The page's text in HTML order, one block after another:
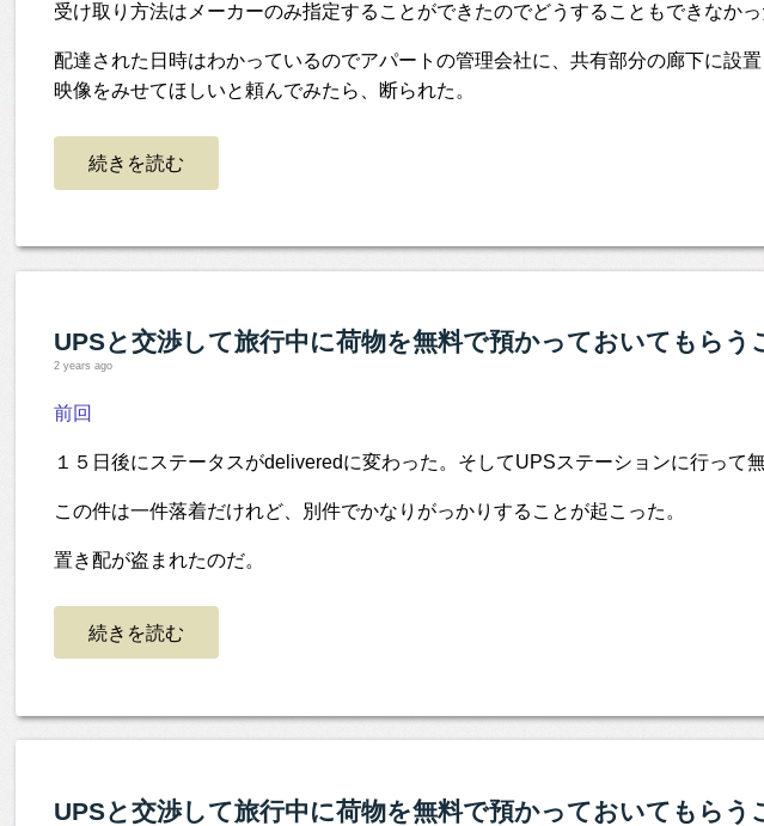
受け取り方法はメーカーのみ指定することができたのでどうすることもできなかっ
配達された日時はわかっているのでアパートの管理会社に、共有部分の廊下に設
映像をみせてほしいと頼んでみたら、断られた。
続きを読む
UPSと交渉して旅行中に荷物を無料で預かっておいてもらう
2 years ago
前回
１５日後にステータスがdeliveredに変わった。そしてUPSステーションに行って
この件は一件落着だけれど、別件でかなりがっかりすることが起こった。
置き配が盗まれたのだ。
続きを読む
UPSと交渉して旅行中に荷物を無料で預かっておいてもらう